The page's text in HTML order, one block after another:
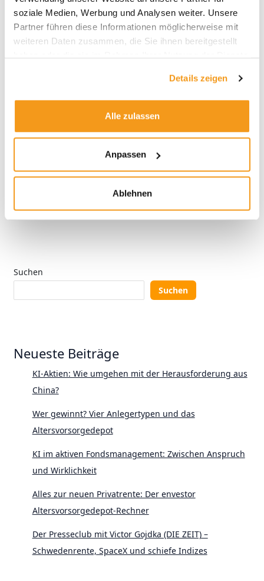
soziale Medien, Werbung und Analysen weiter. Unsere
Partner führen diese Informationen möglicherweise mit
weiteren Daten zusammen, die Sie ihnen bereitgestellt
Details zeigen
Alle zulassen
Anpassen
Ablehnen
Krise, M&G mit deutlichen Verlusten und starken
Abflüssen Auf dem Höhepunkt der Corona-Panik
haben wir bereits untersucht, wie die populärsten
Mischfonds den Abschwung gemeistert haben. Das
Ergebnis war in den meisten Fällen sehr
zufriedenstellend. Insbesondere Flossbach und
gemeistert. Nachdem die Corona-Krise nun etwas
Suchen
Suchen
Neueste Beiträge
KI-Aktien: Wie umgehen mit der Herausforderung aus
China?
Wer gewinnt? Vier Anlegertypen und das
Altersvorsorgedepot
KI im aktiven Fondsmanagement: Zwischen Anspruch
und Wirklichkeit
Alles zur neuen Privatrente: Der envestor
Altersvorsorgedepot-Rechner
Der Presseclub mit Victor Gojdka (DIE ZEIT) –
Schwedenrente, SpaceX und schiefe Indizes